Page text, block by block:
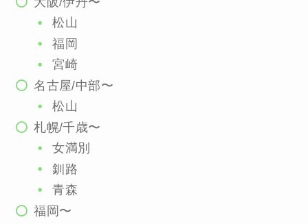
松山
福岡
宮崎
名古屋/中部〜
松山
札幌/千歳〜
女満別
釧路
青森
福岡〜